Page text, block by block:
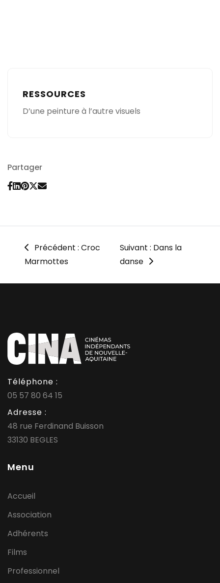
RESSOURCES
D’une peinture à l’autre visuels
Partager
Précédent : Croc
Marmottes
Suivant : Dans la
danse
Téléphone :
05 57 80 64 15
Adresse :
48 rue Ferdinand Buisson
33130 BEGLES
Menu
Accueil
Association
Adhérents
Films
Professionnel